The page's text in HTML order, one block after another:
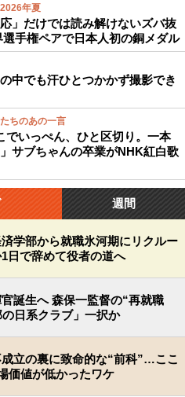
年夏
」だけでは読み解けないズバ抜
手権ペアで日本人初の銅メダル
中でも汗ひとつかかず撮影でき
ちのあの一言
でいっぺん、ひと区切り。一本
サブちゃんの卒業がNHK紅白歌
週間
学部から就職氷河期にリクルー
日で辞めて役者の道へ
誕生へ 森保一監督の“再就職
日系クラブ」一択か
立の裏に致命的な“前科”…ここ
価値が低かったワケ